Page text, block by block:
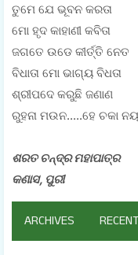
ତୁମେ ଯେ ଭୂବନ କରତା
ମୋ ହୃଦ କାହାଣୀ କବିତା
ଜଗତେ ଉଡେ କୀର୍ତ୍ତି ନେତ
ବିଧାତା ମୋ ଭାଗ୍ୟ ବିଧତା
ଶ୍ରୀପଦେ କରୁଛି ଜଣାଣ
ରୁହନା ମଉନ.....ହେ ଚକା
ଶରତ ଚନ୍ଦ୍ର ମହାପାତ୍ର
କଣାସ, ପୁରୀ
ARCHIVES